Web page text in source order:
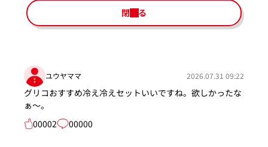
閉じる
ユウヤママ 2026.07.31 09:22
グリコおすすめ冷え冷えセットいいですね。欲しかったな
ぁ～。
00002
00000